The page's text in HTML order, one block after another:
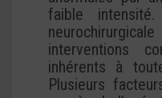
faible
interventions
inhérents à
Plusieurs